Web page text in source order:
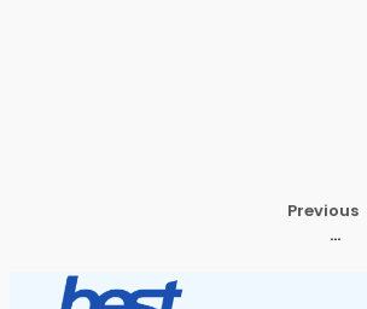
Previous
…